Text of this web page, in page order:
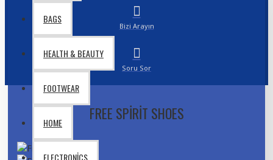
BAGS
HEALTH & BEAUTY
FOOTWEAR
HOME
ELECTRONICS
Bizi Arayın
Soru Sor
FREE SPIRIT SHOES